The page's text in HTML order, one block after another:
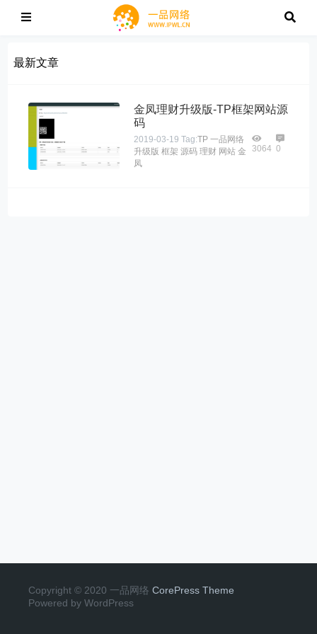
最新文章
金凤理财升级版-TP框架网站源
码
2019-03-19 Tag:TP 一品网络
升级版 框架 源码 理财 网站 金
凤
3064 0
Copyright © 2020 一品网络 CorePress Theme
Powered by WordPress